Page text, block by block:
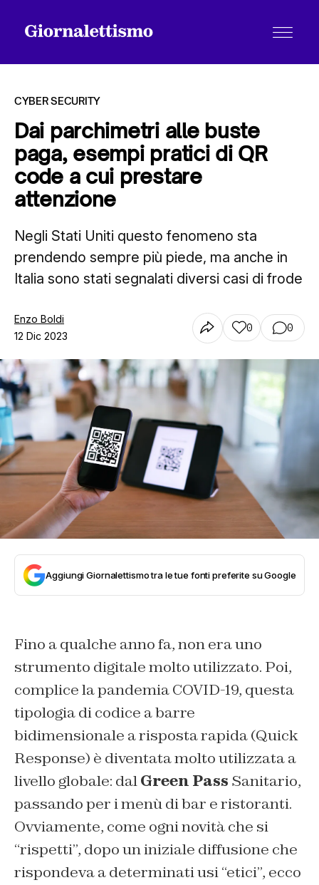
Tutti gli articoli
Contatti
CYBER SECURITY
Dai parchimetri alle buste
paga, esempi pratici di QR
code a cui prestare
attenzione
Negli Stati Uniti questo fenomeno sta
prendendo sempre più piede, ma anche in
Italia sono stati segnalati diversi casi di frode
Enzo Boldi
12 Dic 2023
0 0
Aggiungi Giornalettismo tra le tue fonti preferite su Google
Fino a qualche anno fa, non era uno
strumento digitale molto utilizzato. Poi,
complice la pandemia COVID-19, questa
tipologia di codice a barre
bidimensionale a risposta rapida (Quick
Response) è diventata molto utilizzata a
livello globale: dalGreen Pass Sanitario,
passando per i menù di bar e ristoranti.
Ovviamente, come ogni novità che si
“rispetti”, dopo un iniziale diffusione che
rispondeva a determinati usi “etici”, ecco